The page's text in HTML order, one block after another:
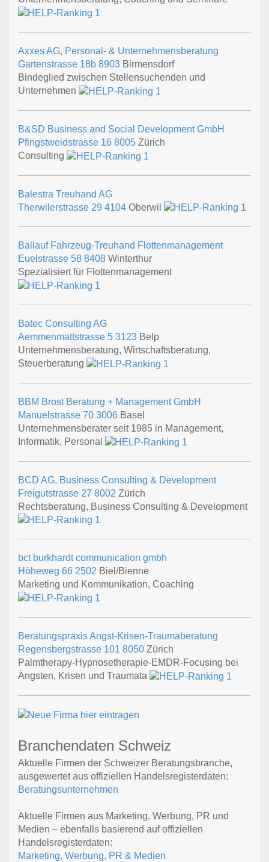
Axxes AG, Personal- & Unternehmensberatung
Gartenstrasse 18b 8903 Birmensdorf
Bindeglied zwischen Stellensuchenden und
Unternehmen
B&SD Business and Social Development GmbH
Pfingstweidstrasse 16 8005 Zürich
Consulting
Balestra Treuhand AG
Therwilerstrasse 29 4104 Oberwil
Ballauf Fahrzeug-Treuhand Flottenmanagement
Euelstrasse 58 8408 Winterthur
Spezialisiert für Flottenmanagement
Batec Consulting AG
Aemmenmattstrasse 5 3123 Belp
Unternehmensberatung, Wirtschaftsberatung,
Steuerberatung
BBM Brost Beratung + Management GmbH
Manuelstrasse 70 3006 Basel
Unternehmensberater seit 1985 in Management,
Informatik, Personal
BCD AG, Business Consulting & Development
Freigutstrasse 27 8002 Zürich
Rechtsberatung, Business Consulting & Development
bct burkhardt communication gmbh
Höheweg 66 2502 Biel/Bienne
Marketing und Kommunikation, Coaching
Beratungspraxis Angst-Krisen-Traumaberatung
Regensbergstrasse 101 8050 Zürich
Palmtherapy-Hypnosetherapie-EMDR-Focusing bei
Ängsten, Krisen und Traumata
Branchendaten Schweiz
Aktuelle Firmen der Schweizer Beratungsbranche,
ausgewertet aus offiziellen Handelsregisterdaten:
Beratungsunternehmen
Aktuelle Firmen aus Marketing, Werbung, PR und
Medien – ebenfalls basierend auf offiziellen
Handelsregisterdaten:
Marketing, Werbung, PR & Medien